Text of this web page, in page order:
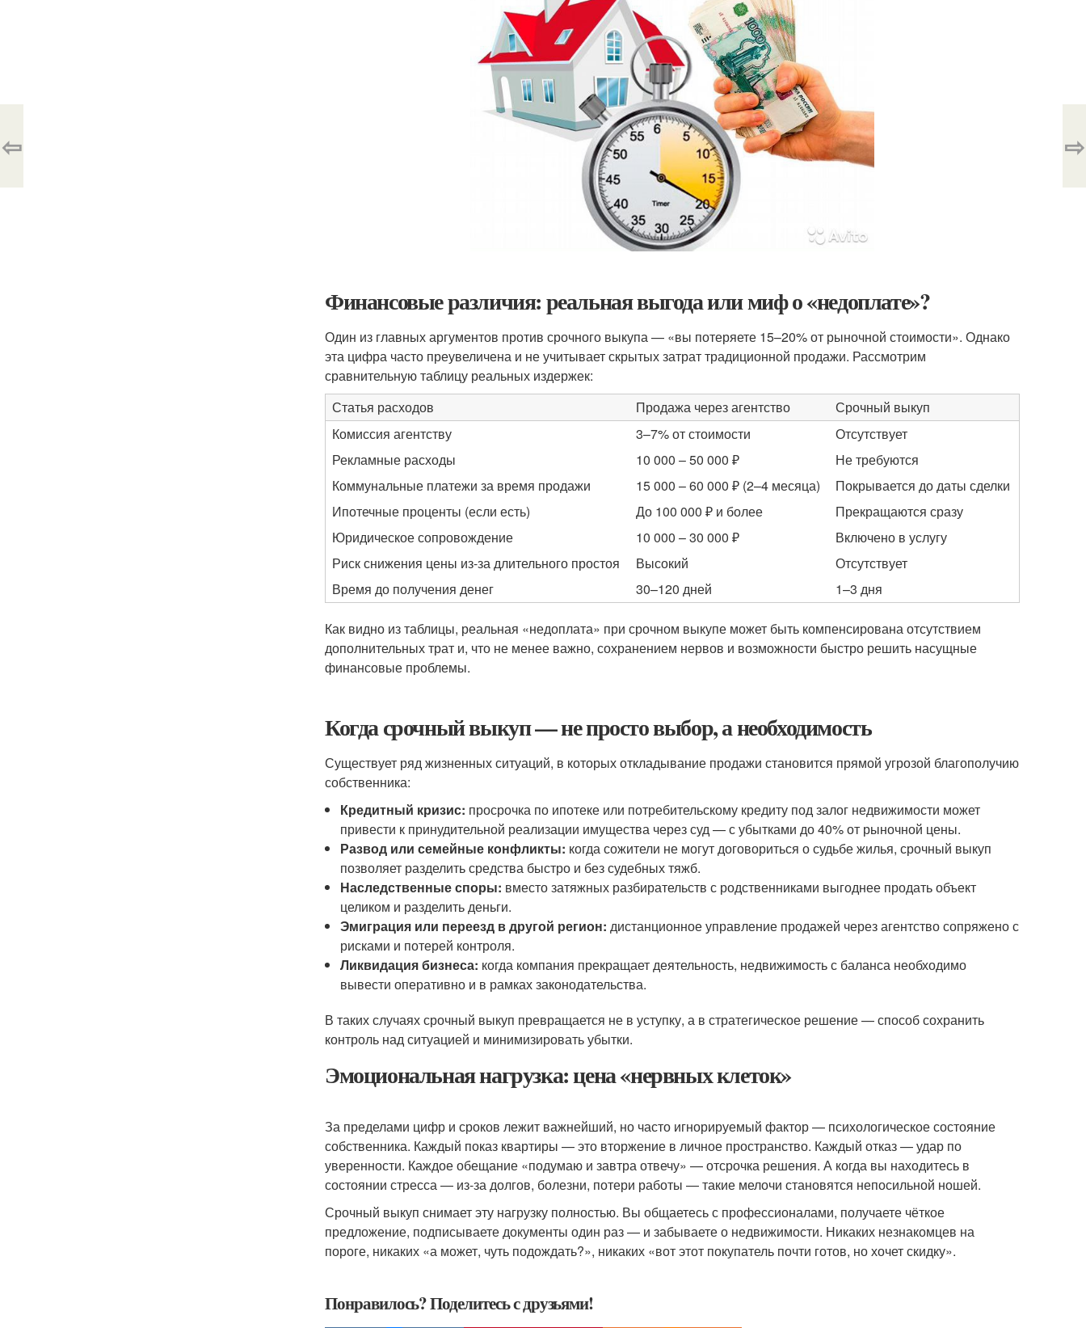
Финансовые различия: реальная выгода или миф о «недоплате»?
Один из главных аргументов против срочного выкупа — «вы потеряете 15–20% от рыночной стоимости». Однако
эта цифра часто преувеличена и не учитывает скрытых затрат традиционной продажи. Рассмотрим
сравнительную таблицу реальных издержек:
Статья расходов
Продажа через агентство
Срочный выкуп
Комиссия агентству
3–7% от стоимости
Отсутствует
Рекламные расходы
10 000 – 50 000 ₽
Не требуются
Коммунальные платежи за время продажи
15 000 – 60 000 ₽ (2–4 месяца)
Покрывается до даты сделки
Ипотечные проценты (если есть)
До 100 000 ₽ и более
Прекращаются сразу
Юридическое сопровождение
10 000 – 30 000 ₽
Включено в услугу
Риск снижения цены из-за длительного простоя
Высокий
Отсутствует
Время до получения денег
30–120 дней 1–3 дня
Как видно из таблицы, реальная «недоплата» при срочном выкупе может быть компенсирована отсутствием
дополнительных трат и, что не менее важно, сохранением нервов и возможности быстро решить насущные
финансовые проблемы.
Когда срочный выкуп — не просто выбор, а необходимость
Существует ряд жизненных ситуаций, в которых откладывание продажи становится прямой угрозой благополучию
собственника:
Кредитный кризис: просрочка по ипотеке или потребительскому кредиту под залог недвижимости может
привести к принудительной реализации имущества через суд — с убытками до 40% от рыночной цены.
Развод или семейные конфликты: когда сожители не могут договориться о судьбе жилья, срочный выкуп
позволяет разделить средства быстро и без судебных тяжб.
Наследственные споры: вместо затяжных разбирательств с родственниками выгоднее продать объект
целиком и разделить деньги.
Эмиграция или переезд в другой регион: дистанционное управление продажей через агентство сопряжено с
рисками и потерей контроля.
Ликвидация бизнеса: когда компания прекращает деятельность, недвижимость с баланса необходимо
вывести оперативно и в рамках законодательства.
В таких случаях срочный выкуп превращается не в уступку, а в стратегическое решение — способ сохранить
контроль над ситуацией и минимизировать убытки.
Эмоциональная нагрузка: цена «нервных клеток»
За пределами цифр и сроков лежит важнейший, но часто игнорируемый фактор — психологическое состояние
собственника. Каждый показ квартиры — это вторжение в личное пространство. Каждый отказ — удар по
уверенности. Каждое обещание «подумаю и завтра отвечу» — отсрочка решения. А когда вы находитесь в
состоянии стресса — из-за долгов, болезни, потери работы — такие мелочи становятся непосильной ношей.
Срочный выкуп снимает эту нагрузку полностью. Вы общаетесь с профессионалами, получаете чёткое
предложение, подписываете документы один раз — и забываете о недвижимости. Никаких незнакомцев на
пороге, никаких «а может, чуть подождать?», никаких «вот этот покупатель почти готов, но хочет скидку».
Понравилось? Поделитесь с друзьями!
⇦ ⇨